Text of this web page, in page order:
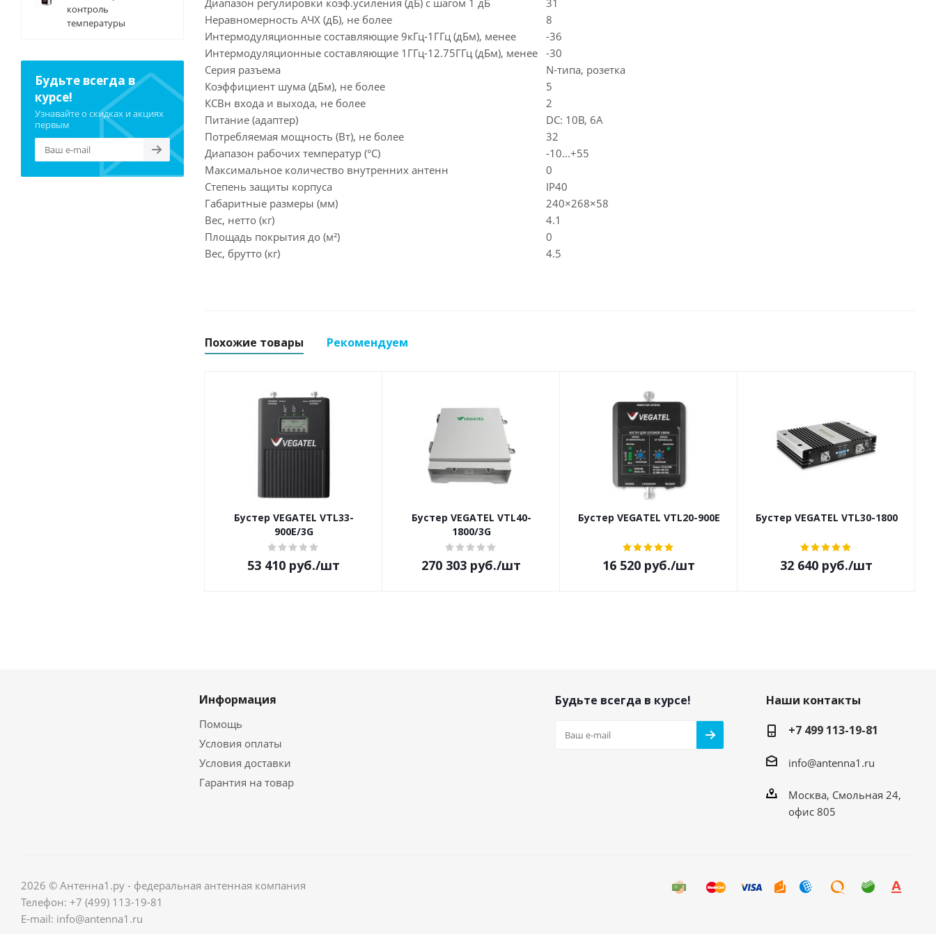
Диапазон регулировки коэф.усиления (дБ) с шагом 1 дБ
31
Неравномерность АЧХ (дБ), не более
8
Интермодуляционные составляющие 9кГц-1ГГц (дБм), менее
-36
Интермодуляционные составляющие 1ГГц-12.75ГГц (дБм), менее -30
Серия разъема
N-типа, розетка
Коэффициент шума (дБм), не более
5
КСВн входа и выхода, не более
2
Питание (адаптер)
DC: 10В, 6А
Потребляемая мощность (Вт), не более
32
Диапазон рабочих температур (°С)
-10...+55
Максимальное количество внутренних антенн
0
Степень защиты корпуса
IP40
Габаритные размеры (мм)
240×268×58
Вес, нетто (кг)
4.1
Площадь покрытия до (м²)
0
Вес, брутто (кг)
4.5
Похожие товары Рекомендуем
Бустер VEGATEL VTL33-
900E/3G
53 410 руб./шт
Бустер VEGATEL VTL40-
1800/3G
270 303 руб./шт
Бустер VEGATEL VTL20-900E
16 520 руб./шт
Бустер VEGATEL VTL30-1800
32 640 руб./шт
контроль
температуры
Будьте всегда в
курсе!
Узнавайте о скидках и акциях
первым
Информация
Помощь
Условия оплаты
Условия доставки
Гарантия на товар
Будьте всегда в курсе!
Наши контакты
+7 499 113-19-81
info@antenna1.ru
Москва, Смольная 24,
офис 805
2026 © Антенна1.ру - федеральная антенная компания
Телефон: +7 (499) 113-19-81
E-mail: info@antenna1.ru